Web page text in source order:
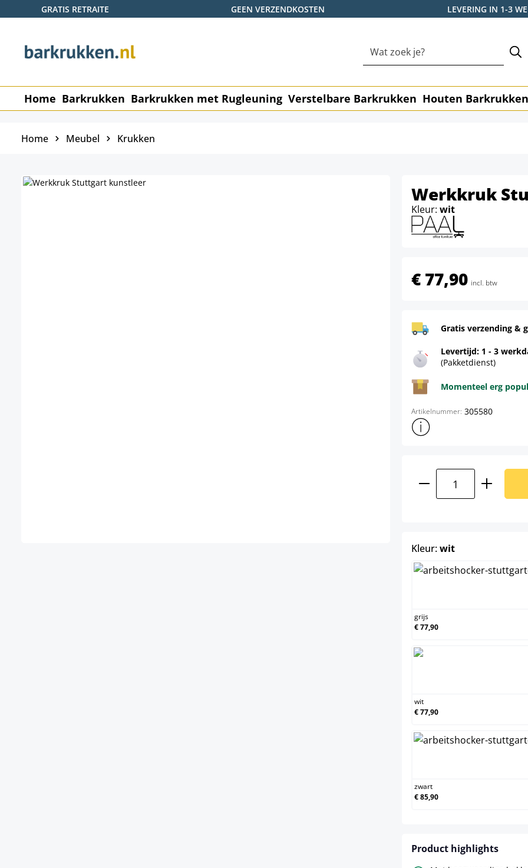
de hoofdinhoud
Ga naar de zoekopdracht
Ga naar de hoofdnavigatie
GRATIS RETRAITE GEEN VERZENDKOSTEN LEVERING IN 1-3
Home Barkrukken Barkrukken met Rugleuning Verstelbare Barkrukken Houten Barkrukken
Home Meubel Krukken
Werkkruk
Kleur: wit
€ 77,90 incl. btw
Gratis verzending &
Levertijd: 1 - 3
(Pakketdienst)
Momenteel erg
Artikelnummer: 305580
Toon meer productinformatie
Kleur:witselect
grijs
€ 77,90
wit
€ 77,90
zwart
€ 85,90
Product highlights